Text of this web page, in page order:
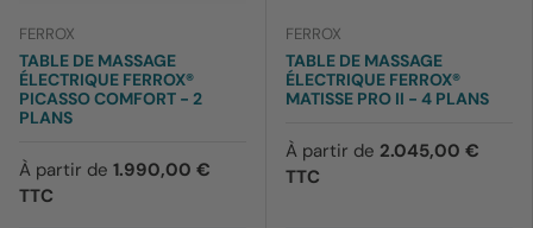
FERROX
TABLE DE MASSAGE
ÉLECTRIQUE FERROX®
PICASSO COMFORT - 2
PLANS
À partir de 1.990,00 €
TTC
FERROX
TABLE DE MASSAGE
ÉLECTRIQUE FERROX®
MATISSE PRO II - 4 PLANS
À partir de 2.045,00 €
TTC